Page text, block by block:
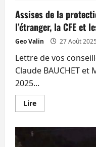
Assises de la
l’étranger, la CFE et
Geo Valin 27 Août 2025
Lettre de vos
Claude BAUCHET et
2025...
LireEn
savoir